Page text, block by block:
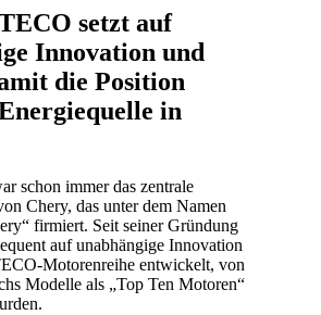
setzt auf
Innovation und
die Position
in
schon immer das zentrale
Chery, das unter dem Namen
firmiert. Seit seiner Gründung
auf unabhängige Innovation
Motorenreihe entwickelt, von
Modelle als „Top Ten Motoren“